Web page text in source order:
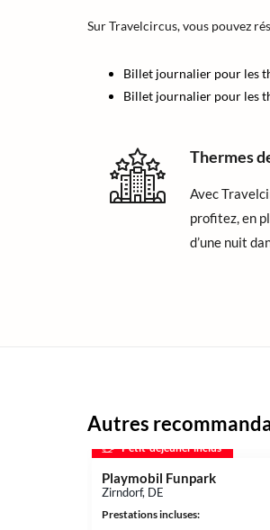
Sur Travelcircus, vous pouvez
Billet journalier pour les
Billet journalier pour les
Thermes
Avec
profitez, en
d’une nuit
Autres
Petit-déjeuner inclus
Playmobil Funpark
Zirndorf, DE
Prestations incluses: